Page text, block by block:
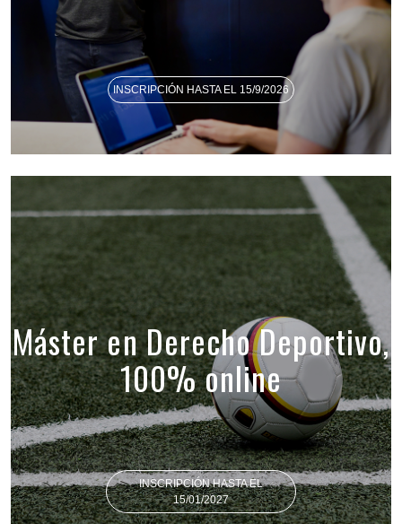
INSCRIPCIÓN HASTA EL 15/9/2026
Máster en Derecho Deportivo,
100% online
INSCRIPCIÓN HASTA EL
15/01/2027